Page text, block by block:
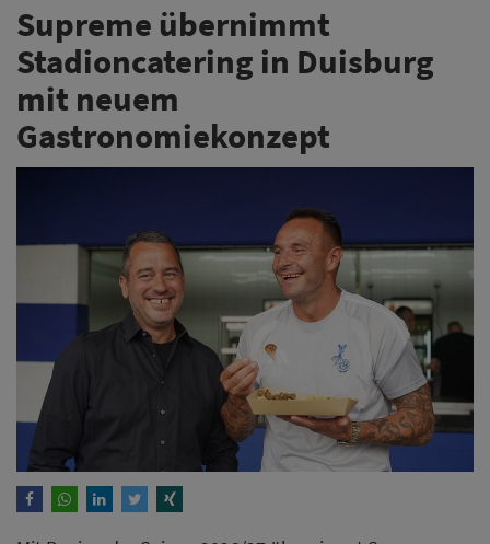
Supreme übernimmt
Stadioncatering in Duisburg
mit neuem
Gastronomiekonzept